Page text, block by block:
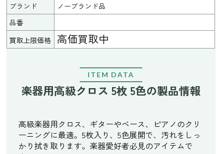
ブランド
ノーブランド品
品番
買取上限価格
高価買取中
ITEM DATA
楽器用高級クロス 5枚 5色の製品情報
高級楽器用クロス、ギターやベース、ピアノのクリ
ーニングに最適。5枚入り、5色展開で、汚れをしっ
かり拭き取ります。楽器愛好者必見のアイテムで